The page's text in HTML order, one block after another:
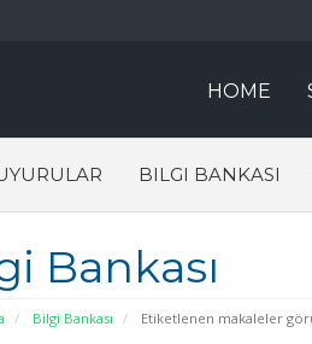
HOME
BILGI BANKASI
Bankası
Bilgi Bankası Etiketlenen makaleler